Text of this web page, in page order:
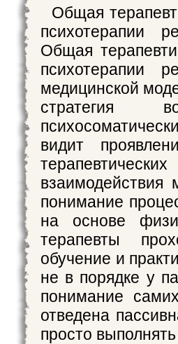
Общая
психотерапии
Общая
психотерапии
медицинской
стратегия
видит
понимание
на основе
терапевты
обучение и
не в порядке у
понимание
отведена
просто